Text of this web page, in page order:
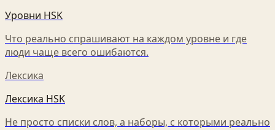
Уровни HSK
Что реально спрашивают на каждом уровне и где
люди чаще всего ошибаются.
Лексика
Лексика HSK
Не просто списки слов, а наборы, с которыми реально